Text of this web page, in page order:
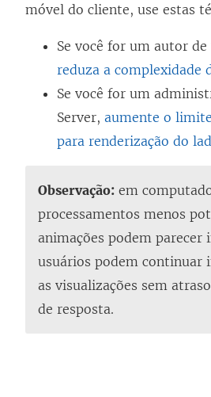
móvel do cliente, use estas
Se você for um autor de
reduza a complexidade
Se você for um
Server, aumente o
para renderização do
Observação: em
processamentos menos
animações podem parecer
usuários podem continuar
as visualizações sem
de resposta.